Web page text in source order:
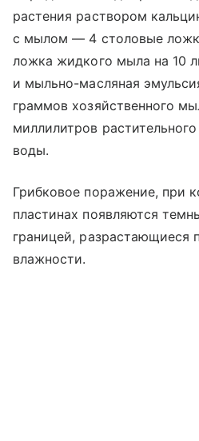
растения раствором
с мылом — 4 столовые
ложка жидкого мыла на 10
и мыльно-масляная
граммов хозяйственного
миллилитров
воды.
Грибковое поражение, при
пластинах появляются
границей, разрастающиеся
влажности.